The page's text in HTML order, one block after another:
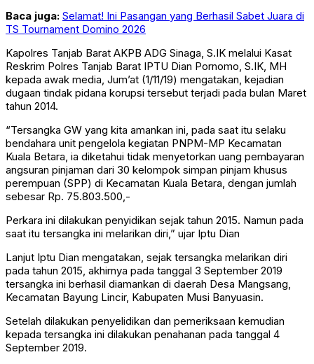
Baca juga: Selamat! Ini Pasangan yang Berhasil Sabet Juara di
TS Tournament Domino 2026
Kapolres Tanjab Barat AKPB ADG Sinaga, S.IK melalui Kasat
Reskrim Polres Tanjab Barat IPTU Dian Pornomo, S.IK, MH
kepada awak media, Jum’at (1/11/19) mengatakan, kejadian
dugaan tindak pidana korupsi tersebut terjadi pada bulan Maret
tahun 2014.
“Tersangka GW yang kita amankan ini, pada saat itu selaku
bendahara unit pengelola kegiatan PNPM-MP Kecamatan
Kuala Betara, ia diketahui tidak menyetorkan uang pembayaran
angsuran pinjaman dari 30 kelompok simpan pinjam khusus
perempuan (SPP) di Kecamatan Kuala Betara, dengan jumlah
sebesar Rp. 75.803.500,-
Perkara ini dilakukan penyidikan sejak tahun 2015. Namun pada
saat itu tersangka ini melarikan diri,” ujar Iptu Dian
Lanjut Iptu Dian mengatakan, sejak tersangka melarikan diri
pada tahun 2015, akhirnya pada tanggal 3 September 2019
tersangka ini berhasil diamankan di daerah Desa Mangsang,
Kecamatan Bayung Lincir, Kabupaten Musi Banyuasin.
Setelah dilakukan penyelidikan dan pemeriksaan kemudian
kepada tersangka ini dilakukan penahanan pada tanggal 4
September 2019.